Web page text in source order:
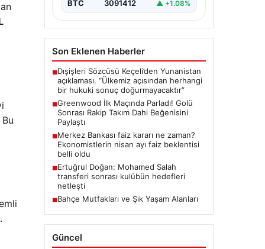
BTC 3091412 ▲ +1.08%
Son Eklenen Haberler
■Dışişleri Sözcüsü Keçeli’den Yunanistan
açıklaması. “Ülkemiz açısından herhangi
bir hukuki sonuç doğurmayacaktır”
■Greenwood İlk Maçında Parladı! Golü
Sonrası Rakip Takım Dahi Beğenisini
Paylaştı
■Merkez Bankası faiz kararı ne zaman?
Ekonomistlerin nisan ayı faiz beklentisi
belli oldu
■Ertuğrul Doğan: Mohamed Salah
transferi sonrası kulübün hedefleri
netleşti
■Bahçe Mutfakları ve Şık Yaşam Alanları
Güncel